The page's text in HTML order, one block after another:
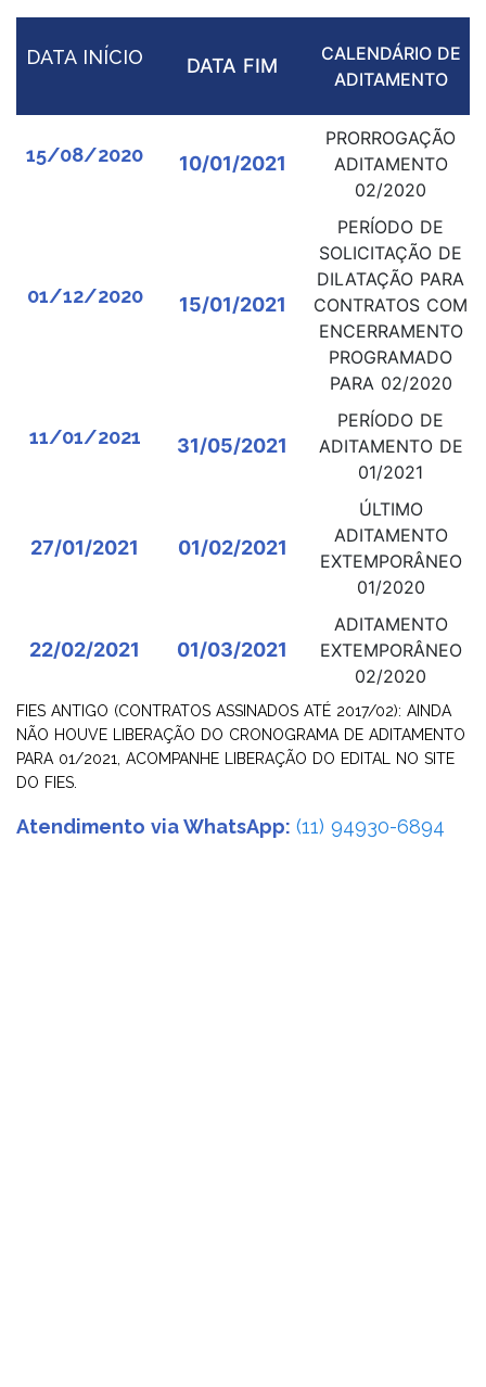
DATA INÍCIO DATA FIM
CALENDÁRIO DE
ADITAMENTO
15/08/2020 10/01/2021
PRORROGAÇÃO
ADITAMENTO
02/2020
01/12/2020 15/01/2021
PERÍODO DE
SOLICITAÇÃO DE
DILATAÇÃO PARA
CONTRATOS COM
ENCERRAMENTO
PROGRAMADO
PARA 02/2020
11/01/2021 31/05/2021
PERÍODO DE
ADITAMENTO DE
01/2021
27/01/2021 01/02/2021
ÚLTIMO
ADITAMENTO
EXTEMPORÂNEO
01/2020
22/02/2021 01/03/2021
ADITAMENTO
EXTEMPORÂNEO
02/2020
FIES ANTIGO (CONTRATOS ASSINADOS ATÉ 2017/02): AINDA
NÃO HOUVE LIBERAÇÃO DO CRONOGRAMA DE ADITAMENTO
PARA 01/2021, ACOMPANHE LIBERAÇÃO DO EDITAL NO SITE
DO FIES.
Atendimento via WhatsApp: (11) 94930-6894